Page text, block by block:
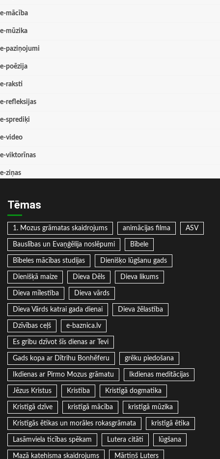
e-mācība
e-mūzika
e-paziņojumi
e-poēzija
e-raksti
e-refleksijas
e-sprediķi
e-video
e-viktorīnas
e-ziņas
Tēmas
1. Mozus grāmatas skaidrojums animācijas filma ASV
Bauslības un Evaņģēlija noslēpumi Bībele
Bībeles mācības studijas Dienišķo lūgšanu gads
Dienišķā maize Dieva Dēls Dieva likums
Dieva mīlestība Dieva vārds
Dieva Vārds katrai gada dienai Dieva žēlastība
Dzīvības ceļš e-baznica.lv
Es gribu dzīvot šīs dienas ar Tevi
Gads kopa ar Dītrihu Bonhēferu grēku piedošana
Ikdienas ar Pirmo Mozus grāmatu Ikdienas meditācijas
Jēzus Kristus Kristība Kristīgā dogmatika
Kristīgā dzīve kristīgā mācība kristīgā mūzika
Kristīgās ētikas un morāles rokasgrāmata kristīgā ētika
Lasāmviela ticības spēkam Lutera citāti lūgšana
Mazā katehisma skaidrojums Mārtiņš Luters